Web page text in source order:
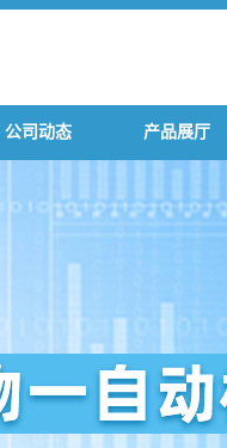
公司动态 产品展厅